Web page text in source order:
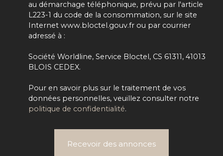
au démarchage téléphonique, prévu par l'article
L223-1 du code de la consommation, sur le site
Internet www.bloctel.gouv.fr ou par courrier
adressé à :
Société Worldline, Service Bloctel, CS 61311, 41013
BLOIS CEDEX.
Pour en savoir plus sur le traitement de vos
données personnelles, veuillez consulter notre
politique de confidentialité.
Recevoir des annonces